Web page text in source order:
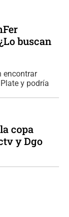
buscan
encontrar
y podría
copa
y Dgo